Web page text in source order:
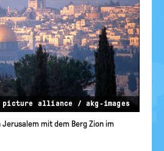
picture alliance / akg-images
mit dem Berg Zion im